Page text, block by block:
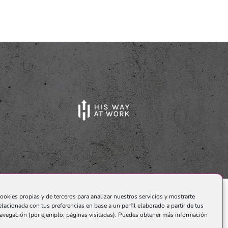
propias y de terceros para analizar nuestros servicios y mostrarte
con tus preferencias en base a un perfil elaborado a partir de tus
(por ejemplo: páginas visitadas). Puedes obtener más información